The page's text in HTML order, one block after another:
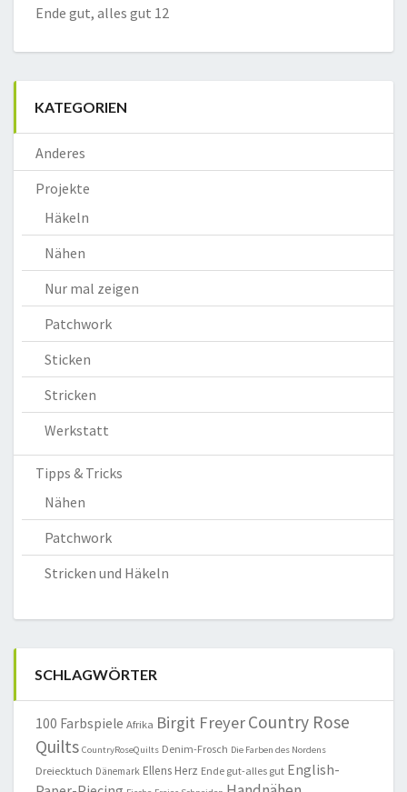
Ende gut, alles gut 12
KATEGORIEN
Anderes
Projekte
Häkeln
Nähen
Nur mal zeigen
Patchwork
Sticken
Stricken
Werkstatt
Tipps & Tricks
Nähen
Patchwork
Stricken und Häkeln
SCHLAGWÖRTER
100 Farbspiele Afrika Birgit FreyerCountry Rose
Quilts CountryRoseQuilts Denim-Frosch Die Farben des Nordens
Dreiecktuch Dänemark Ellens Herz Ende gut-alles gut English-